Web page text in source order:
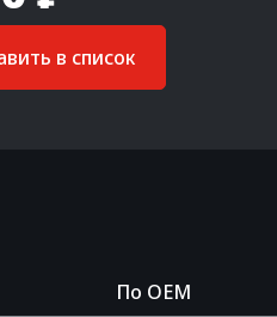
в список
По OEM